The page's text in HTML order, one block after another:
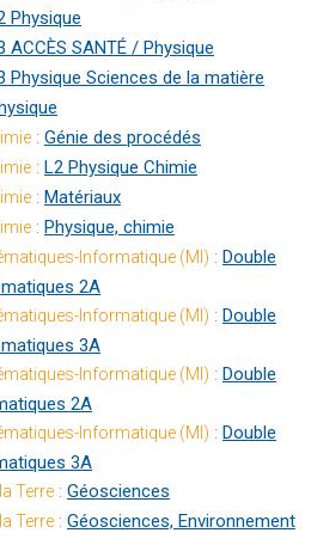
Physique
ACCÈS SANTÉ / Physique
Physique Sciences de la matière
: Génie des procédés
: L2 Physique Chimie
: Matériaux
: Physique, chimie
Informatique (MI) : Double
2A
Informatique (MI) : Double
3A
Informatique (MI) : Double
2A
Informatique (MI) : Double
3A
Terre : Géosciences
Terre : Géosciences, Environnement